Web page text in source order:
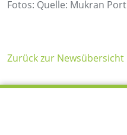
Fotos: Quelle: Mukran Port
Zurück zur Newsübersicht